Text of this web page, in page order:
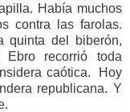
Había muchos
contra las farolas.
quinta del biberón,
recorrió toda
caótica. Hoy
republicana. Y